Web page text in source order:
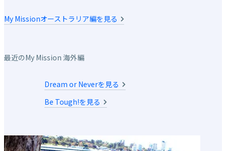
My Missionオーストラリア編を見る
最近のMy Mission 海外編
Dream or Neverを見る
Be Tough!を見る